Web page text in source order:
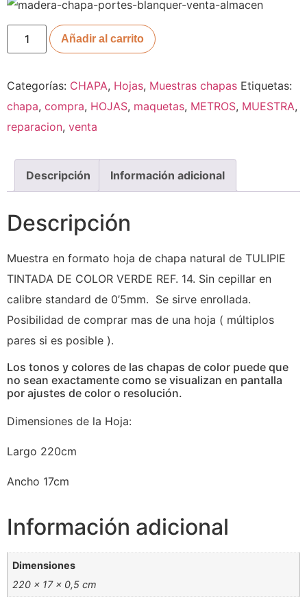
Añadir al carrito
Categorías: CHAPA, Hojas, Muestras chapas Etiquetas:
chapa, compra, HOJAS, maquetas, METROS, MUESTRA,
reparacion, venta
Descripción Información adicional
Descripción
Muestra en formato hoja de chapa natural de TULIPIE
TINTADA DE COLOR VERDE REF. 14. Sin cepillar en
calibre standard de 0’5mm. Se sirve enrollada.
Posibilidad de comprar mas de una hoja ( múltiplos
pares si es posible ).
Los tonos y colores de las chapas de color puede que
no sean exactamente como se visualizan en pantalla
por ajustes de color o resolución.
Dimensiones de la Hoja:
Largo 220cm
Ancho 17cm
Información adicional
Dimensiones
220 × 17 × 0,5 cm